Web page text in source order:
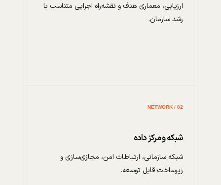
ارزیابی، معماری هدف و نقشه‌راه اجرایی متناسب با
رشد سازمان.
02 / NETWORK
شبکه و مرکز داده
شبکه سازمانی، ارتباطات امن، مجازی‌سازی و
زیرساخت قابل توسعه.